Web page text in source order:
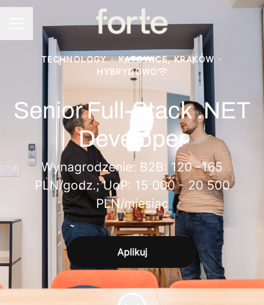
Menu kariery
TECHNOLOGY · KATOWICE, KRAKÓW ·
HYBRYDOWO
Senior Full-Stack .NET
Developer
Wynagrodzenie: B2B: 120 -165
PLN/godz.; UoP: 15 000 - 20 500
PLN/miesiąc
Aplikuj